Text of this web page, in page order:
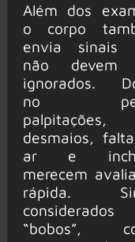
Além dos
o corpo
envia sinais
não devem
ignorados.
no
palpitações,
desmaios,
ar e
merecem
rápida.
considerados
“bobos”,